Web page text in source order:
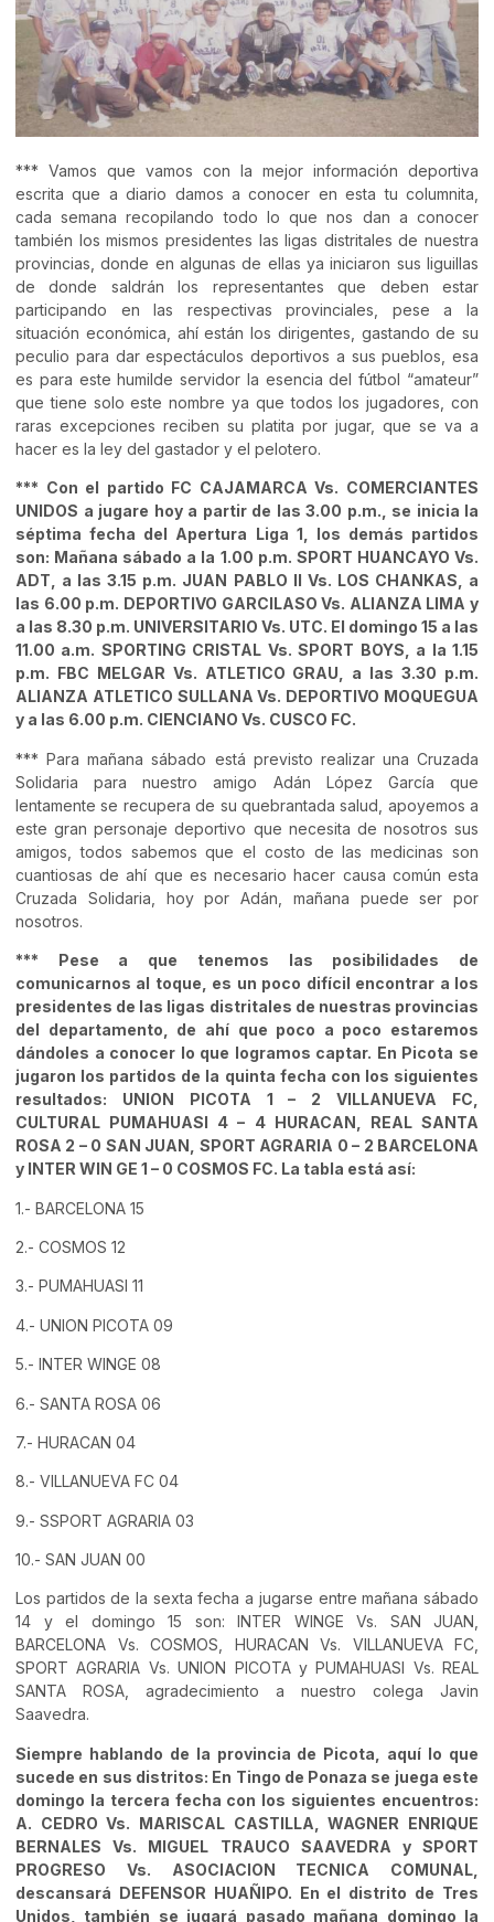
*** Vamos que vamos con la mejor información deportiva
escrita que a diario damos a conocer en esta tu columnita,
cada semana recopilando todo lo que nos dan a conocer
también los mismos presidentes las ligas distritales de nuestra
provincias, donde en algunas de ellas ya iniciaron sus liguillas
de donde saldrán los representantes que deben estar
participando en las respectivas provinciales, pese a la
situación económica, ahí están los dirigentes, gastando de su
peculio para dar espectáculos deportivos a sus pueblos, esa
es para este humilde servidor la esencia del fútbol “amateur”
que tiene solo este nombre ya que todos los jugadores, con
raras excepciones reciben su platita por jugar, que se va a
hacer es la ley del gastador y el pelotero.
*** Con el partido FC CAJAMARCA Vs. COMERCIANTES
UNIDOS a jugare hoy a partir de las 3.00 p.m., se inicia la
séptima fecha del Apertura Liga 1, los demás partidos
son: Mañana sábado a la 1.00 p.m. SPORT HUANCAYO Vs.
ADT, a las 3.15 p.m. JUAN PABLO II Vs. LOS CHANKAS, a
las 6.00 p.m. DEPORTIVO GARCILASO Vs. ALIANZA LIMA y
a las 8.30 p.m. UNIVERSITARIO Vs. UTC. El domingo 15 a las
11.00 a.m. SPORTING CRISTAL Vs. SPORT BOYS, a la 1.15
p.m. FBC MELGAR Vs. ATLETICO GRAU, a las 3.30 p.m.
ALIANZA ATLETICO SULLANA Vs. DEPORTIVO MOQUEGUA
y a las 6.00 p.m. CIENCIANO Vs. CUSCO FC.
*** Para mañana sábado está previsto realizar una Cruzada
Solidaria para nuestro amigo Adán López García que
lentamente se recupera de su quebrantada salud, apoyemos a
este gran personaje deportivo que necesita de nosotros sus
amigos, todos sabemos que el costo de las medicinas son
cuantiosas de ahí que es necesario hacer causa común esta
Cruzada Solidaria, hoy por Adán, mañana puede ser por
nosotros.
*** Pese a que tenemos las posibilidades de
comunicarnos al toque, es un poco difícil encontrar a los
presidentes de las ligas distritales de nuestras provincias
del departamento, de ahí que poco a poco estaremos
dándoles a conocer lo que logramos captar. En Picota se
jugaron los partidos de la quinta fecha con los siguientes
resultados: UNION PICOTA 1 – 2 VILLANUEVA FC,
CULTURAL PUMAHUASI 4 – 4 HURACAN, REAL SANTA
ROSA 2 – 0 SAN JUAN, SPORT AGRARIA 0 – 2 BARCELONA
y INTER WIN GE 1 – 0 COSMOS FC. La tabla está así:
1.- BARCELONA 15
2.- COSMOS 12
3.- PUMAHUASI 11
4.- UNION PICOTA 09
5.- INTER WINGE 08
6.- SANTA ROSA 06
7.- HURACAN 04
8.- VILLANUEVA FC 04
9.- SSPORT AGRARIA 03
10.- SAN JUAN 00
Los partidos de la sexta fecha a jugarse entre mañana sábado
14 y el domingo 15 son: INTER WINGE Vs. SAN JUAN,
BARCELONA Vs. COSMOS, HURACAN Vs. VILLANUEVA FC,
SPORT AGRARIA Vs. UNION PICOTA y PUMAHUASI Vs. REAL
SANTA ROSA, agradecimiento a nuestro colega Javin
Saavedra.
Siempre hablando de la provincia de Picota, aquí lo que
sucede en sus distritos: En Tingo de Ponaza se juega este
domingo la tercera fecha con los siguientes encuentros:
A. CEDRO Vs. MARISCAL CASTILLA, WAGNER ENRIQUE
BERNALES Vs. MIGUEL TRAUCO SAAVEDRA y SPORT
PROGRESO Vs. ASOCIACION TECNICA COMUNAL,
descansará DEFENSOR HUAÑIPO. En el distrito de Tres
Unidos, también se jugará pasado mañana domingo la